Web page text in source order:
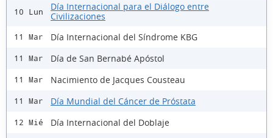
10 Lun
Día Internacional para el Diálogo entre
Civilizaciones
11 Mar Día Internacional del Síndrome KBG
11 Mar Día de San Bernabé Apóstol
11 Mar Nacimiento de Jacques Cousteau
11 Mar Día Mundial del Cáncer de Próstata
12 Mié
Día Internacional del Doblaje